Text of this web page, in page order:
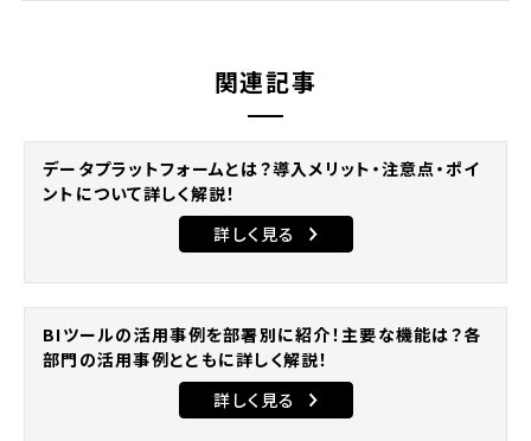
関連記事
データプラットフォームとは？導入メリット・注意点・ポイ
ントについて詳しく解説！
詳しく見る
BIツールの活用事例を部署別に紹介！主要な機能は？各
部門の活用事例とともに詳しく解説！
詳しく見る